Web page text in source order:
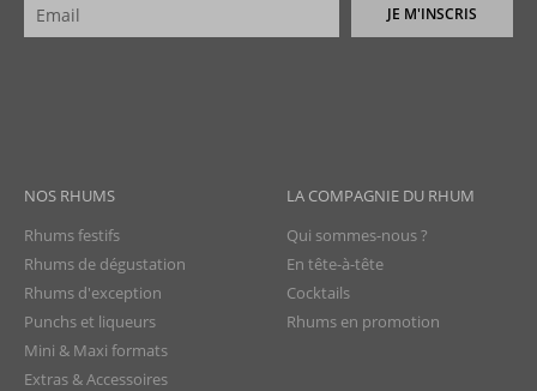
JE M'INSCRIS
NOS RHUMS
Rhums festifs
Rhums de dégustation
Rhums d'exception
Punchs et liqueurs
Mini & Maxi formats
Extras & Accessoires
LA COMPAGNIE DU RHUM
Qui sommes-nous ?
En tête-à-tête
Cocktails
Rhums en promotion